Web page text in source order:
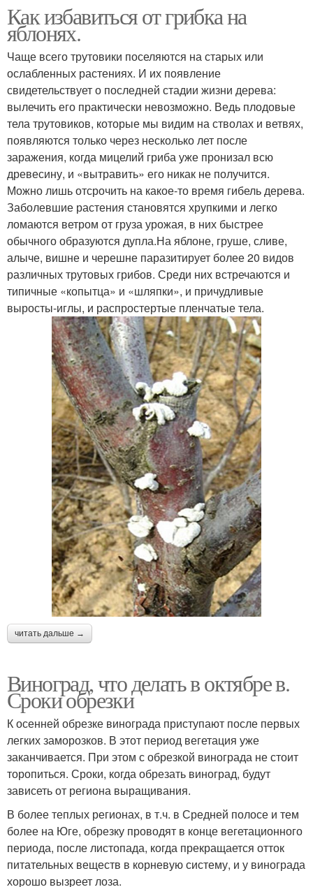
Как избавиться от грибка на
яблонях.
Чаще всего трутовики поселяются на старых или
ослабленных растениях. И их появление
свидетельствует о последней стадии жизни дерева:
вылечить его практически невозможно. Ведь плодовые
тела трутовиков, которые мы видим на стволах и ветвях,
появляются только через несколько лет после
заражения, когда мицелий гриба уже пронизал всю
древесину, и «вытравить» его никак не получится.
Можно лишь отсрочить на какое-то время гибель дерева.
Заболевшие растения становятся хрупкими и легко
ломаются ветром от груза урожая, в них быстрее
обычного образуются дупла.На яблоне, груше, сливе,
алыче, вишне и черешне паразитирует более 20 видов
различных трутовых грибов. Среди них встречаются и
типичные «копытца» и «шляпки», и причудливые
выросты-иглы, и распростертые пленчатые тела.
читать дальше →
Виноград, что делать в октябре в.
Сроки обрезки
К осенней обрезке винограда приступают после первых
легких заморозков. В этот период вегетация уже
заканчивается. При этом с обрезкой винограда не стоит
торопиться. Сроки, когда обрезать виноград, будут
зависеть от региона выращивания.
В более теплых регионах, в т.ч. в Средней полосе и тем
более на Юге, обрезку проводят в конце вегетационного
периода, после листопада, когда прекращается отток
питательных веществ в корневую систему, и у винограда
хорошо вызреет лоза.